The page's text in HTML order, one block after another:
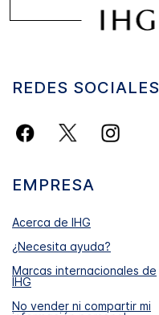
REDES SOCIALES
EMPRESA
Acerca de IHG
¿Necesita ayuda?
Marcas internacionales de
IHG
No vender ni compartir mi